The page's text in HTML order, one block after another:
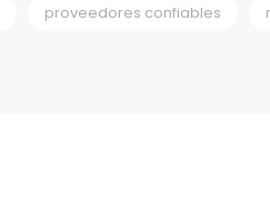
proveedores confiables